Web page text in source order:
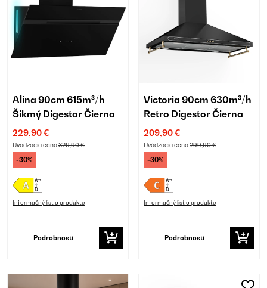
Alina 90cm 615m³/h
Šikmý Digestor Čierna
229,90 €
Uvádzacia cena:329,90 €
-30%
Informačný list o produkte
Podrobnosti
Victoria 90cm 630m³/h
Retro Digestor Čierna
209,90 €
Uvádzacia cena:299,90 €
-30%
Informačný list o produkte
Podrobnosti